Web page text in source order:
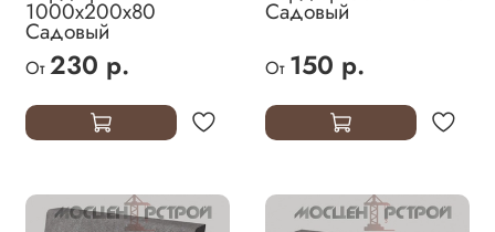
1000х200х80
Садовый
От 230 р.
Садовый
От 150 р.